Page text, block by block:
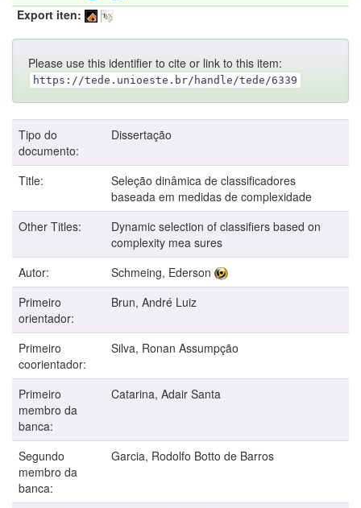
Export iten:
Please use this identifier to cite or link to this item:
https://tede.unioeste.br/handle/tede/6339
Tipo do
documento:
Dissertação
Title:
Seleção dinâmica de classificadores
baseada em medidas de complexidade
Other Titles:
Dynamic selection of classifiers based on
complexity mea sures
Autor:
Schmeing, Ederson
Primeiro
orientador:
Brun, André Luiz
Primeiro
coorientador:
Silva, Ronan Assumpção
Primeiro
membro da
banca:
Catarina, Adair Santa
Segundo
membro da
banca:
Garcia, Rodolfo Botto de Barros